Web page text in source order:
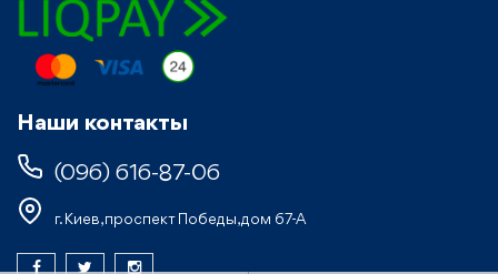
Наши контакты
(096) 616-87-06
г. Киев, проспект Победы, дом 67-А